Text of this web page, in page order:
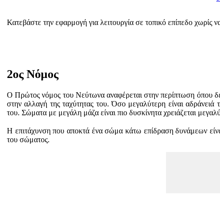
Κατεβάστε την εφαρμογή για λειτουργία σε τοπικό επίπεδο χωρίς
2ος Νόμος
Ο Πρώτος νόμος του Νεύτωνα αναφέρεται στην περίπτωση όπου
στην αλλαγή της ταχύτητας του. Όσο μεγαλύτερη είναι
του. Σώματα με μεγάλη μάζα είναι πιο δυσκίνητα χρειάζεται
Η επιτάχυνση που αποκτά ένα σώμα κάτω επίδραση δυνάμεων
του σώματος.